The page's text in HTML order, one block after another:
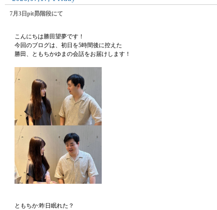
7月3日pit昴階段にて
こんにちは勝田望夢です！
今回のブログは、初日を5時間後に控えた
勝田、ともちかゆまの会話をお届けします！
ともちか:昨日眠れた？